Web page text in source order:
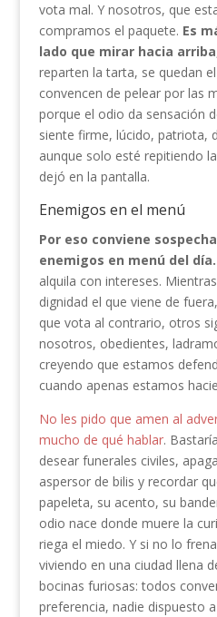
vota mal. Y nosotros, que
compramos el paquete. Es
lado que mirar hacia arriba
reparten la tarta, se quedan
convencen de pelear por las
porque el odio da sensación
siente firme, lúcido, patriota,
aunque solo esté repitiendo
dejó en la pantalla.
Enemigos en el menú
Por eso conviene
enemigos en menú del día.
alquila con intereses.
dignidad el que viene de
que vota al contrario, otros
nosotros, obedientes,
creyendo que estamos
cuando apenas estamos
No les pido que amen al
mucho de qué hablar.
desear funerales civiles,
aspersor de bilis y recordar
papeleta, su acento, su
odio nace donde muere la
riega el miedo. Y si no lo
viviendo en una ciudad llena
bocinas furiosas: todos
preferencia, nadie dispuesto